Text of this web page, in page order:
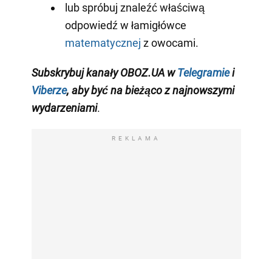
lub spróbuj znaleźć właściwą
odpowiedź w łamigłówce
matematycznej z owocami.
Subskrybuj kanały OBOZ.UA w Telegramie i
Viberze, aby być na bieżąco z najnowszymi
wydarzeniami.
REKLAMA